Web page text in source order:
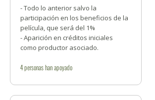
- Todo lo anterior salvo la
participación en los beneficios de la
película, que será del 1%
- Aparición en créditos iniciales
como productor asociado.
4personashan apoyado